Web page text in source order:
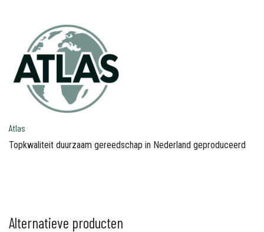
Atlas
Topkwaliteit duurzaam gereedschap in Nederland geproduceerd
Alternatieve producten